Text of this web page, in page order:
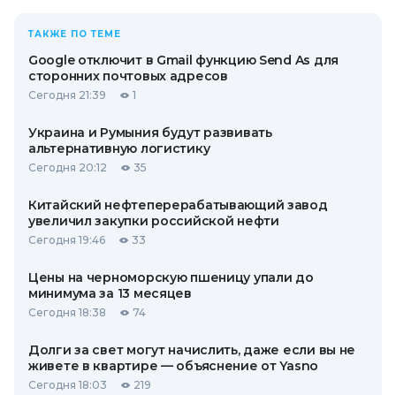
ТАКЖЕ ПО ТЕМЕ
Google отключит в Gmail функцию Send As для
сторонних почтовых адресов
Сегодня 21:39 1
Украина и Румыния будут развивать
альтернативную логистику
Сегодня 20:12 35
Китайский нефтеперерабатывающий завод
увеличил закупки российской нефти
Сегодня 19:46 33
Цены на черноморскую пшеницу упали до
минимума за 13 месяцев
Сегодня 18:38 74
Долги за свет могут начислить, даже если вы не
живете в квартире — объяснение от Yasno
Сегодня 18:03 219